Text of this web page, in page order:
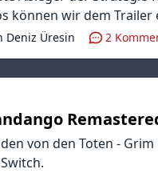
können wir dem Trailer
Deniz Üresin 2
von den Toten -